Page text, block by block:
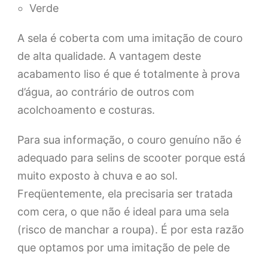
Verde
A sela é coberta com uma imitação de couro
de alta qualidade. A vantagem deste
acabamento liso é que é totalmente à prova
d’água, ao contrário de outros com
acolchoamento e costuras.
Para sua informação, o couro genuíno não é
adequado para selins de scooter porque está
muito exposto à chuva e ao sol.
Freqüentemente, ela precisaria ser tratada
com cera, o que não é ideal para uma sela
(risco de manchar a roupa). É por esta razão
que optamos por uma imitação de pele de